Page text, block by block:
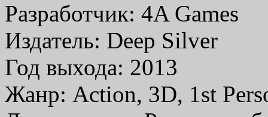
Разработчик: 4A Games
Издатель: Deep Silver
Год выхода: 2013
Жанр: Action, 3D, 1st